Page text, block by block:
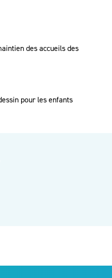
des accueils des
pour les enfants